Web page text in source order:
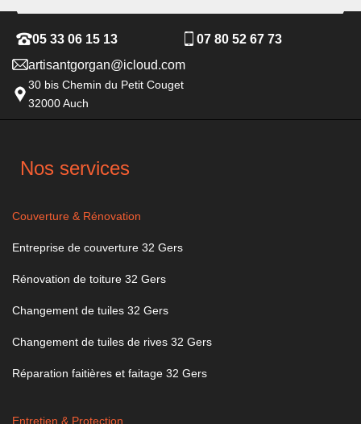
05 33 06 15 13
07 80 52 67 73
artisantgorgan@icloud.com
30 bis Chemin du Petit Couget
32000 Auch
Nos services
Couverture & Rénovation
Entreprise de couverture 32 Gers
Rénovation de toiture 32 Gers
Changement de tuiles 32 Gers
Changement de tuiles de rives 32 Gers
Réparation faitières et faitage 32 Gers
Entretien & Protection